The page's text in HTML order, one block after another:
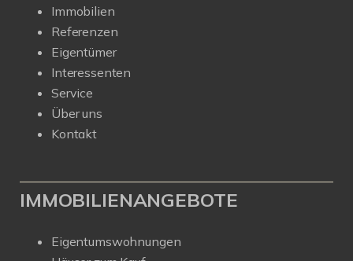
Immobilien
Referenzen
Eigentümer
Interessenten
Service
Über uns
Kontakt
IMMOBILIENANGEBOTE
Eigentumswohnungen